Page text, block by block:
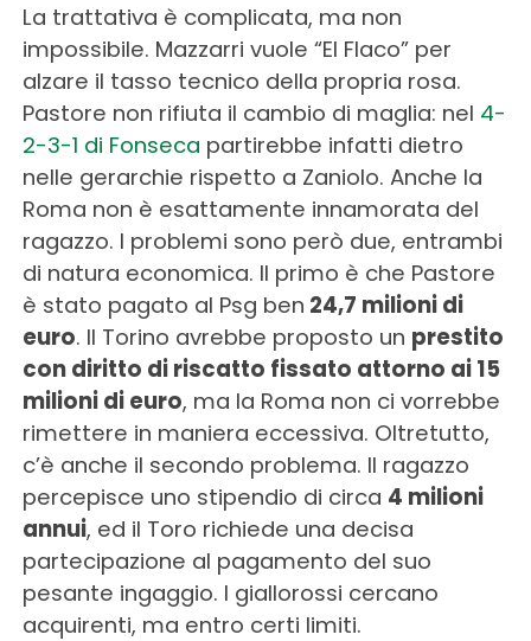
La trattativa è complicata, ma non
impossibile. Mazzarri vuole “El Flaco” per
alzare il tasso tecnico della propria rosa.
Pastore non rifiuta il cambio di maglia: nel 4-
2-3-1 di Fonseca partirebbe infatti dietro
nelle gerarchie rispetto a Zaniolo. Anche la
Roma non è esattamente innamorata del
ragazzo. I problemi sono però due, entrambi
di natura economica. Il primo è che Pastore
è stato pagato al Psg ben 24,7 milioni di
euro. Il Torino avrebbe proposto un prestito
con diritto di riscatto fissato attorno ai 15
milioni di euro, ma la Roma non ci vorrebbe
rimettere in maniera eccessiva. Oltretutto,
c’è anche il secondo problema. Il ragazzo
percepisce uno stipendio di circa 4 milioni
annui, ed il Toro richiede una decisa
partecipazione al pagamento del suo
pesante ingaggio. I giallorossi cercano
acquirenti, ma entro certi limiti.